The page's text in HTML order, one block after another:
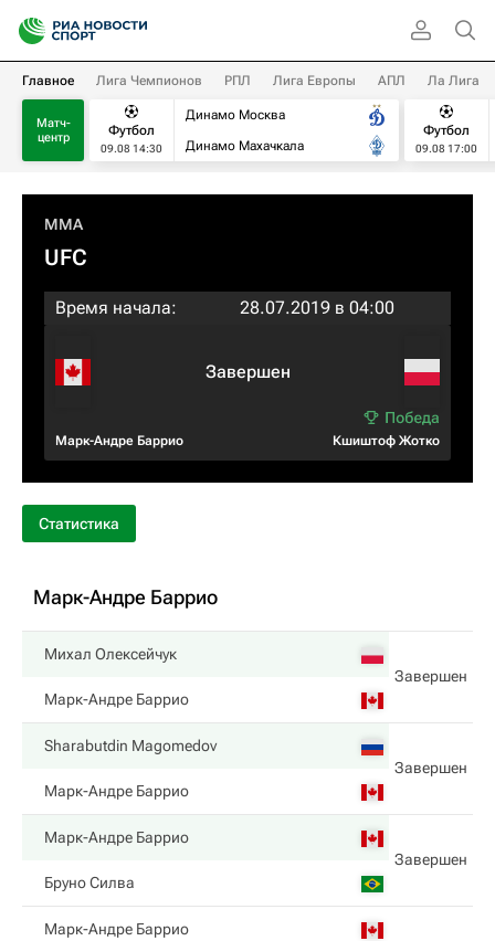
Главное Лига Чемпионов РПЛ Лига Европы АПЛ Ла Лига
Матч-
центр
Футбол
09.08 14:30
Динамо Москва
Динамо Махачкала
Футбол
09.08 17:00
MMA
UFC
Время начала: 28.07.2019 в 04:00
Марк-Андре Баррио
Завершен
Кшиштоф Жотко
Статистика
Марк-Андре Баррио
Михал Олексейчук
Завершен
Марк-Андре Баррио
Sharabutdin Magomedov
Завершен
Марк-Андре Баррио
Марк-Андре Баррио
Завершен
Бруно Силва
Марк-Андре Баррио